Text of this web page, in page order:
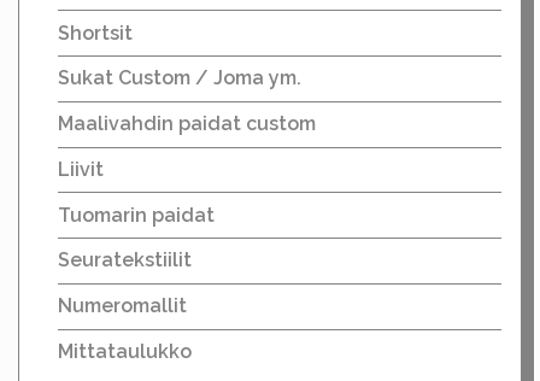
Shortsit
Sukat Custom / Joma ym.
Maalivahdin paidat custom
Liivit
Tuomarin paidat
Seuratekstiilit
Numeromallit
Mittataulukko